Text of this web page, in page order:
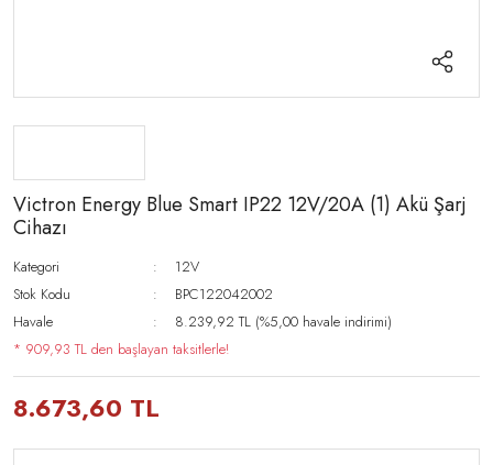
Victron Energy Blue Smart IP22 12V/20A (1) Akü Şarj
Cihazı
Kategori
12V
Stok Kodu
BPC122042002
Havale
8.239,92 TL (%5,00 havale indirimi)
* 909,93 TL den başlayan taksitlerle!
8.673,60 TL